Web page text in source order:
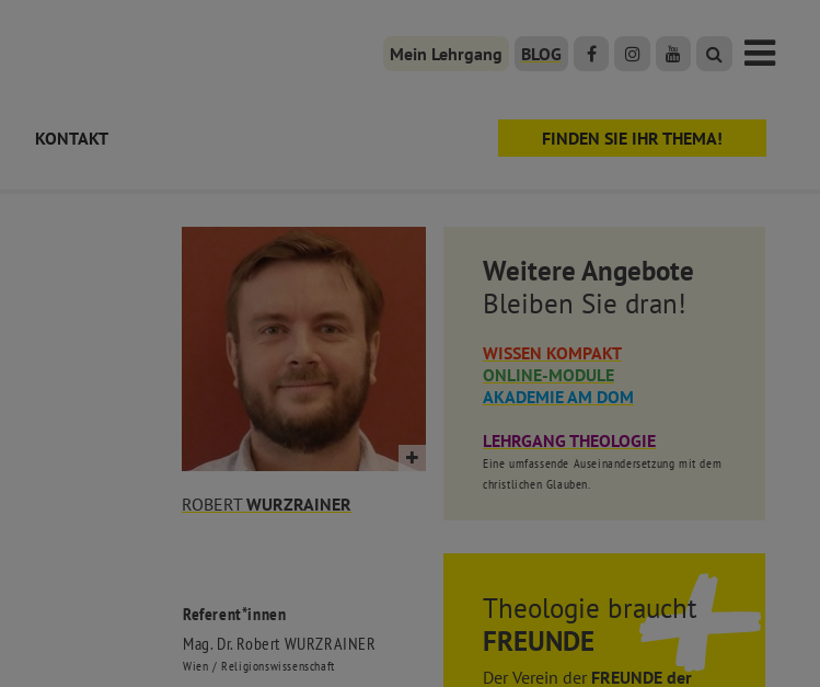
Mein Lehrgang BLOG
KONTAKT FINDEN SIE IHR THEMA!
ROBERTWURZRAINER
Referent*innen
Mag. Dr. Robert WURZRAINER
Wien / Religionswissenschaft
Weitere Angebote
Bleiben Sie dran!
WISSEN KOMPAKT
ONLINE-MODULE
AKADEMIE AM DOM
LEHRGANG THEOLOGIE
Eine umfassende Auseinandersetzung mit dem
christlichen Glauben.
Theologie braucht
FREUNDE
Der Verein der FREUNDE der